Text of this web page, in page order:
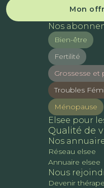
Mon
Nos
Bien-être
Fertilité
Grossesse
Troubles
Ménopause
Elsee pour
Qualité de
Nos
Réseau elsee
Annuaire elsee
Nous
Devenir